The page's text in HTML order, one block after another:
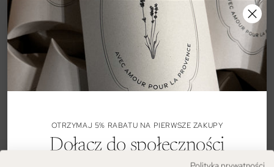
OTRZYMAJ 5% RABATU NA PIERWSZE ZAKUPY
Dołącz do społeczności
Skontaktuj się z nami!
Filozofia marki
Dostawa i płatności
PIPEDA Privacy Policy
Zwroty i reklamacje
Filozofia marki V2
GDPR Compliance
Regulaminy promocji